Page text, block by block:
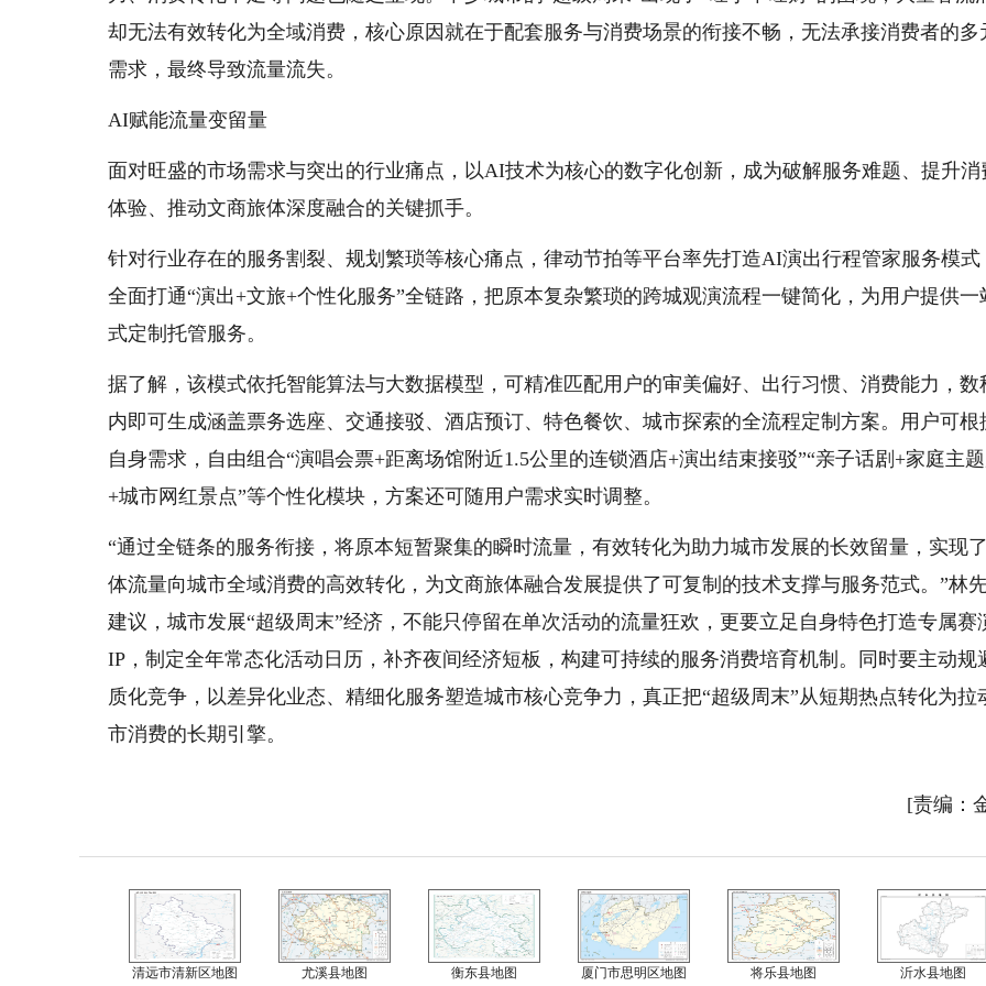
却无法有效转化为全域消费，核心原因就在于配套服务与消费场景的衔接不畅，无法承接消费者的多
需求，最终导致流量流失。
AI赋能流量变留量
面对旺盛的市场需求与突出的行业痛点，以AI技术为核心的数字化创新，成为破解服务难题、提升消
体验、推动文商旅体深度融合的关键抓手。
针对行业存在的服务割裂、规划繁琐等核心痛点，律动节拍等平台率先打造AI演出行程管家服务模式
全面打通“演出+文旅+个性化服务”全链路，把原本复杂繁琐的跨城观演流程一键简化，为用户提供一
式定制托管服务。
据了解，该模式依托智能算法与大数据模型，可精准匹配用户的审美偏好、出行习惯、消费能力，数
内即可生成涵盖票务选座、交通接驳、酒店预订、特色餐饮、城市探索的全流程定制方案。用户可根
自身需求，自由组合“演唱会票+距离场馆附近1.5公里的连锁酒店+演出结束接驳”“亲子话剧+家庭主
+城市网红景点”等个性化模块，方案还可随用户需求实时调整。
“通过全链条的服务衔接，将原本短暂聚集的瞬时流量，有效转化为助力城市发展的长效留量，实现
体流量向城市全域消费的高效转化，为文商旅体融合发展提供了可复制的技术支撑与服务范式。”林
建议，城市发展“超级周末”经济，不能只停留在单次活动的流量狂欢，更要立足自身特色打造专属赛
IP，制定全年常态化活动日历，补齐夜间经济短板，构建可持续的服务消费培育机制。同时要主动规
质化竞争，以差异化业态、精细化服务塑造城市核心竞争力，真正把“超级周末”从短期热点转化为拉
市消费的长期引擎。
[责编：
清远市清新区地图 尤溪县地图 衡东县地图 厦门市思明区地图 将乐县地图 沂水县地图